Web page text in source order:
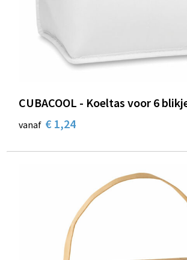
CUBACOOL - Koeltas voor 6
vanaf € 1,24